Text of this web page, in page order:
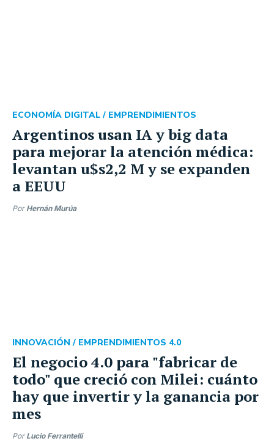
Argentinos usan IA y big data
para mejorar la atención médica:
levantan u$s2,2 M y se expanden
a EEUU
ECONOMÍA DIGITAL / EMPRENDIMIENTOS
Por Hernán Murúa
El negocio 4.0 para "fabricar de
todo" que creció con Milei: cuánto
hay que invertir y la ganancia por
mes
INNOVACIÓN / EMPRENDIMIENTOS 4.0
Por Lucio Ferrantelli